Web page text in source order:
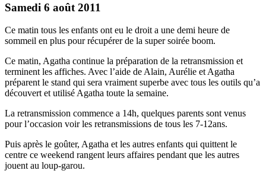
Samedi 6 août 2011
Ce matin tous les enfants ont eu le droit a une demi heure de
sommeil en plus pour récupérer de la super soirée boom.
Ce matin, Agatha continue la préparation de la retransmission et
terminent les affiches. Avec l’aide de Alain, Aurélie et Agatha
préparent le stand qui sera vraiment superbe avec tous les outils qu’a
découvert et utilisé Agatha toute la semaine.
La retransmission commence a 14h, quelques parents sont venus
pour l’occasion voir les retransmissions de tous les 7-12ans.
Puis après le goûter, Agatha et les autres enfants qui quittent le
centre ce weekend rangent leurs affaires pendant que les autres
jouent au loup-garou.